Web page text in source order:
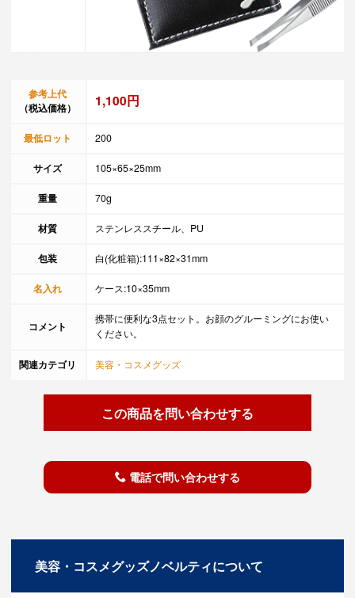
参考上代
（税込価格）
1,100円
最低ロット 200
サイズ 105×65×25mm
重量 70g
材質 ステンレススチール、PU
包装 白(化粧箱):111×82×31mm
名入れ ケース:10×35mm
コメント
携帯に便利な3点セット。お顔のグルーミングにお使い
ください。
関連カテゴリ 美容・コスメグッズ
この商品を問い合わせする
電話で問い合わせする
美容・コスメグッズノベルティについて